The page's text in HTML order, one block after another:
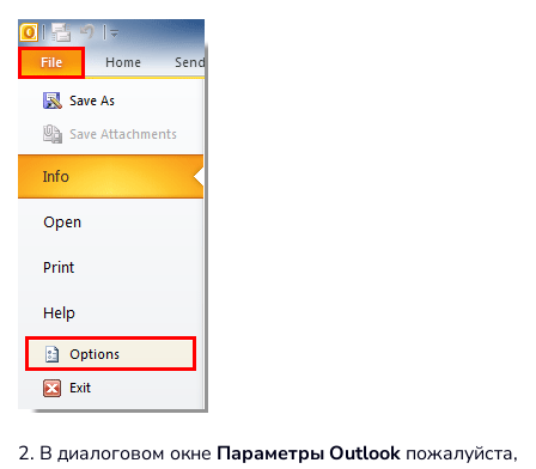
2. В диалоговом окне Параметры Outlook пожалуйста,